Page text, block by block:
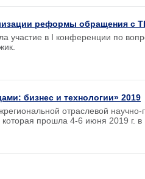
реформы обращения с
участие в I конференции по
бизнес и технологии» 2019
отраслевой научно-
прошла 4-6 июня 2019 г. в